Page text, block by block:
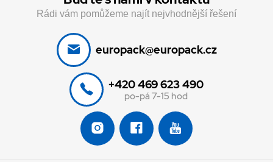
Rádi vám pomůžeme najít nejvhodnější řešení
europack@europack.cz
+420 469 623 490
po-pá 7-15 hod